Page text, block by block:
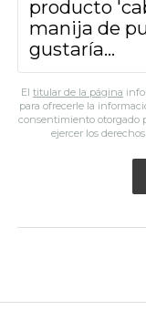
El titular de la página
para ofrecerle la
consentimiento otorgado
ejercer los